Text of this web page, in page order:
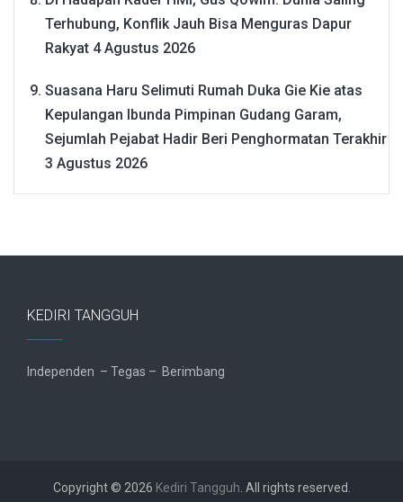
Terhubung, Konflik Jauh Bisa Menguras Dapur
Rakyat 4 Agustus 2026
Suasana Haru Selimuti Rumah Duka Gie Kie atas
Kepulangan Ibunda Pimpinan Gudang Garam,
Sejumlah Pejabat Hadir Beri Penghormatan Terakhir
3 Agustus 2026
KEDIRI TANGGUH
Independen – Tegas – Berimbang
Copyright © 2026 Kediri Tangguh . All rights reserved.